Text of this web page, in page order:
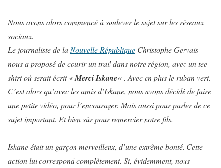
Nous avons alors commencé à soulever le sujet sur les réseaux
sociaux.
Le journaliste de la Nouvelle République Christophe Gervais
nous a proposé de courir un trail dans notre région, avec un tee-
shirt où serait écrit «Merci Iskane« . Avec en plus le ruban vert.
C’est alors qu’avec les amis d’Iskane, nous avons décidé de faire
une petite vidéo, pour l’encourager. Mais aussi pour parler de ce
sujet important. Et bien sûr pour remercier notre fils.
Iskane était un garçon merveilleux, d’une extrême bonté. Cette
action lui correspond complètement. Si, évidemment, nous